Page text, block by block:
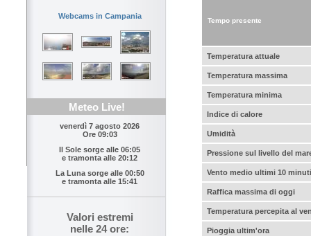
Webcams in Campania
Meteo Live!
venerdì 7 agosto 2026
Ore 09:03
Il Sole sorge alle 06:05
e tramonta alle 20:12
La Luna sorge alle 00:50
e tramonta alle 15:41
Valori estremi
nelle 24 ore:
Tempo presente
Temperatura attuale
Temperatura massima
Temperatura minima
Indice di calore
Umidità
Pressione sul livello del
Vento medio ultimi 10 minuti
Raffica massima di oggi
Temperatura percepita al
Pioggia ultim'ora